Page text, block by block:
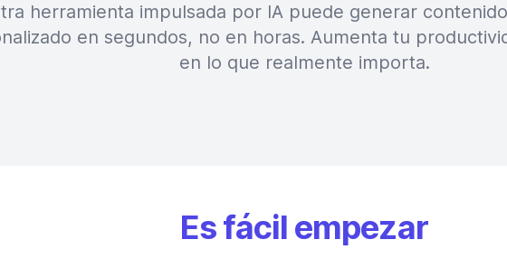
herramienta impulsada por IA puede generar
en segundos, no en horas. Aumenta tu
en lo que realmente importa.
Es fácil empezar